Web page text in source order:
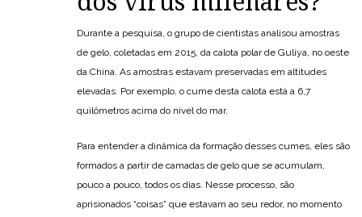
Durante a pesquisa, o grupo de cientistas analisou amostras
de gelo, coletadas em 2015, da calota polar de Guliya, no oeste
da China. As amostras estavam preservadas em altitudes
elevadas. Por exemplo, o cume desta calota está a 6,7
quilômetros acima do nível do mar.
Para entender a dinâmica da formação desses cumes, eles são
formados a partir de camadas de gelo que se acumulam,
pouco a pouco, todos os dias. Nesse processo, são
aprisionados “coisas” que estavam ao seu redor, no momento